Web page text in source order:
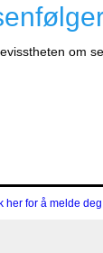
om
her for å melde